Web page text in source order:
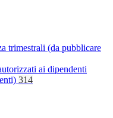
trimestrali (da pubblicare
ai dipendenti
314